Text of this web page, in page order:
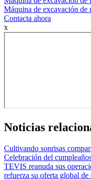
Máquina de excavación de
Contacta ahora
x
Noticias
Cultivando sonrisas
Celebración del
TEVIS reanuda sus
refuerza su oferta global